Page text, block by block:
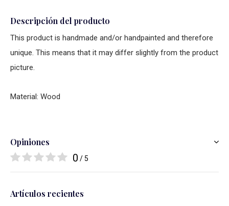
Descripción del producto
This product is handmade and/or handpainted and therefore
unique. This means that it may differ slightly from the product
picture.
Material: Wood
Opiniones
0 / 5
Artículos recientes